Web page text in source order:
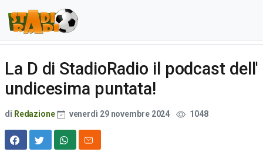
La D di StadioRadio il podcast dell'
undicesima puntata!
di Redazione venerdì 29 novembre 2024 1048